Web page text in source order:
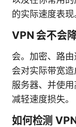
的实际速度表现
VPN 会不会
会。加密、路
会对实际带宽
服务器、并使
减轻速度损失。
如何检测